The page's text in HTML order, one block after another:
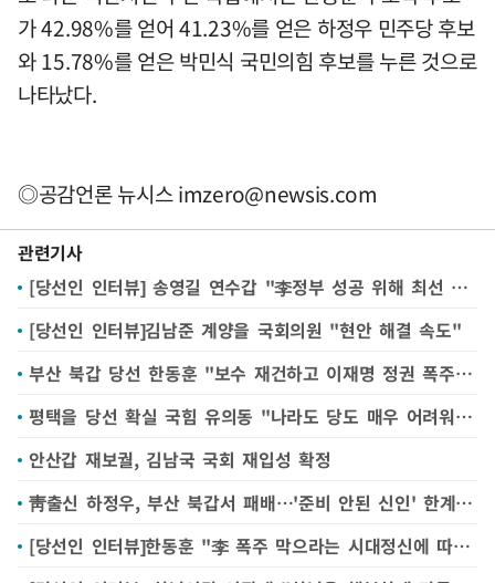
가 42.98%를 얻어 41.23%를 얻은 하정우 민주당 후보
와 15.78%를 얻은 박민식 국민의힘 후보를 누른 것으로
나타났다.
◎공감언론 뉴시스imzero@newsis.com
관련기사
[당선인 인터뷰] 송영길 연수갑 "李정부 성공 위해 최선 다할 것"
[당선인 인터뷰]김남준 계양을 국회의원 "현안 해결 속도"
부산 북갑 당선 한동훈 "보수 재건하고 이재명 정권 폭주 제어하겠다"(종합)
평택을 당선 확실 국힘 유의동 "나라도 당도 매우 어려워…시민 명령 따라 걸어가겠다"
안산갑 재보궐, 김남국 국회 재입성 확정
靑출신 하정우, 부산 북갑서 패배…'준비 안된 신인' 한계 못 넘어
[당선인 인터뷰]한동훈 "李 폭주 막으라는 시대정신에 따를 것"